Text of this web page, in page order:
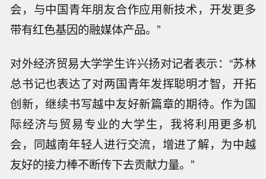
会，与中国青年朋友合作应用新技术，开发更多
带有红色基因的融媒体产品。”
对外经济贸易大学学生许兴扬对记者表示：“苏林
总书记也表达了对两国青年发挥聪明才智，开拓
创新，继续书写越中友好新篇章的期待。作为国
际经济与贸易专业的大学生，我将利用更多机
会，同越南年轻人进行交流，增进了解，为中越
友好的接力棒不断传下去贡献力量。”